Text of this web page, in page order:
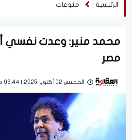
الرئيسية منوعات
محمد منير: وعدت نفسي
مصر
الخميس 02 أكتوبر 2025 | 03:44 صباحاً